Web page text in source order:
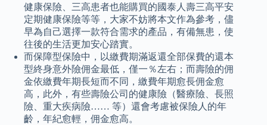
健康保險、三高患者也能購買的國泰人壽三高平安
定期健康保險等等，大家不妨將本文作為參考，儘
早為自己選擇一款符合需求的產品，有備無患，使
往後的生活更加安心踏實。
而保障型保險中，以繳費期滿返還全部保費的還本
型終身意外險佣金最低，僅一％左右；而壽險的佣
金依繳費年期長短而不同，繳費年期愈長佣金愈
高，此外，有些壽險公司的健康險（醫療險、長照
險、重大疾病險…… 等）還會考慮被保險人的年
齡，年紀愈輕，佣金愈高。